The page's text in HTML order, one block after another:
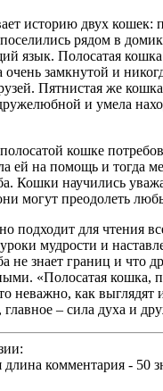
историю двух кошек:
рядом в
язык. Полосатая
очень замкнутой и
Пятнистая же
и умела
кошке
ей на помощь и тогда
Кошки научились
могут преодолеть
подходит для чтения
мудрости и
не знает границ и что
«Полосатая кошка,
неважно, как выглядят
главное – сила духа и
комментария - 50